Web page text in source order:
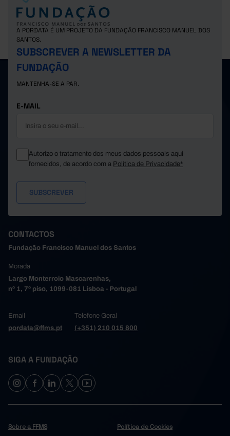
A PORDATA É UM PROJETO DA FUNDAÇÃO FRANCISCO MANUEL DOS
SANTOS.
SUBSCREVER A NEWSLETTER DA
FUNDAÇÃO
MANTENHA-SE A PAR.
E-MAIL
Autorizo o tratamento dos meus dados pessoais aqui
fornecidos, de acordo com a Política de Privacidade*
CONTACTOS
Fundação Francisco Manuel dos Santos
Morada
Largo Monterroio Mascarenhas,
nº 1, 7º piso, 1099-081 Lisboa - Portugal
Email
pordata@ffms.pt
Telefone Geral
(+351) 210 015 800
SIGA A FUNDAÇÃO
Sobre a FFMS Política de Cookies